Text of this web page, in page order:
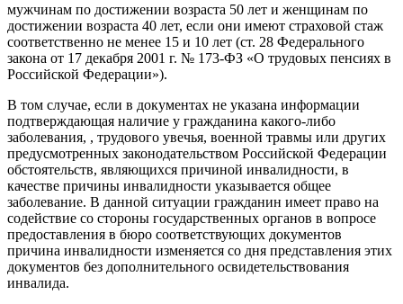
мужчинам по достижении возраста 50 лет и женщинам по
достижении возраста 40 лет, если они имеют страховой стаж
соответственно не менее 15 и 10 лет (ст. 28 Федерального
закона от 17 декабря 2001 г. № 173-ФЗ «О трудовых пенсиях в
Российской Федерации»).
В том случае, если в документах не указана информации
подтверждающая наличие у гражданина какого-либо
заболевания, , трудового увечья, военной травмы или других
предусмотренных законодательством Российской Федерации
обстоятельств, являющихся причиной инвалидности, в
качестве причины инвалидности указывается общее
заболевание. В данной ситуации гражданин имеет право на
содействие со стороны государственных органов в вопросе
предоставления в бюро соответствующих документов
причина инвалидности изменяется со дня представления этих
документов без дополнительного освидетельствования
инвалида.